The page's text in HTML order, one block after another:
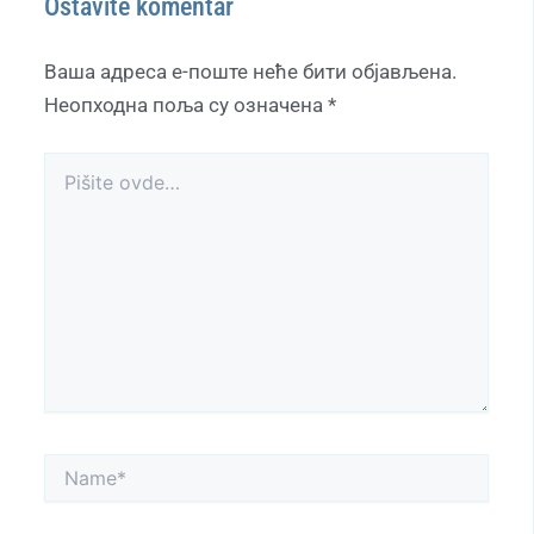
Ostavite komentar
Ваша адреса е-поште неће бити објављена.
Неопходна поља су означена *
Name*